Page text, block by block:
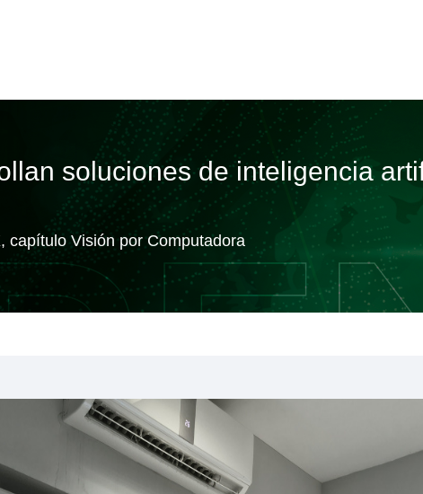
soluciones de inteligencia
capítulo Visión por Computadora